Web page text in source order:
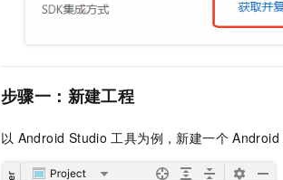
步骤一：新建工程
以 Android Studio 工具为例，新建一个 Android